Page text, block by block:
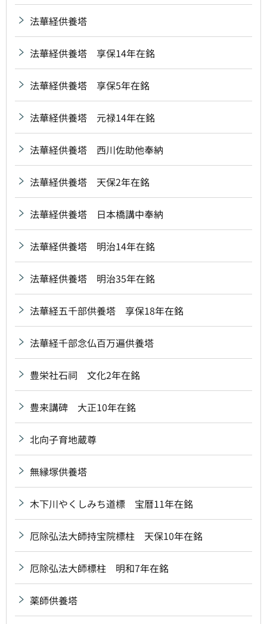
法華経供養塔
法華経供養塔 享保14年在銘
法華経供養塔 享保5年在銘
法華経供養塔 元禄14年在銘
法華経供養塔 西川佐助他奉納
法華経供養塔 天保2年在銘
法華経供養塔 日本橋講中奉納
法華経供養塔 明治14年在銘
法華経供養塔 明治35年在銘
法華経五千部供養塔 享保18年在銘
法華経千部念仏百万遍供養塔
豊栄社石祠 文化2年在銘
豊来講碑 大正10年在銘
北向子育地蔵尊
無縁塚供養塔
木下川やくしみち道標 宝暦11年在銘
厄除弘法大師持宝院標柱 天保10年在銘
厄除弘法大師標柱 明和7年在銘
薬師供養塔